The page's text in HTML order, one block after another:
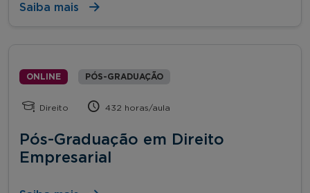
Saiba mais
ONLINE PÓS-GRADUAÇÃO
Direito 432 horas/aula
Pós-Graduação em Direito
Empresarial